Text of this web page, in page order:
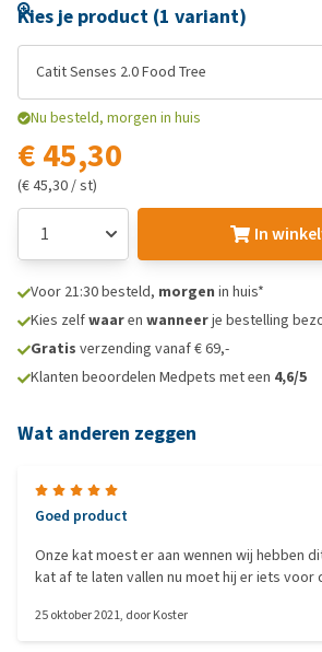
Kies je product (1 variant)
Catit Senses 2.0 Food Tree
Nu besteld, morgen in huis
€ 45,30
(€ 45,30 / st)
In
Voor 21:30 besteld, morgen in huis*
Kies zelfwaaren wanneerje bestelling
Gratis verzending vanaf € 69,-
Klanten beoordelen Medpets met een 4,6/5
Wat anderen zeggen
Goed product
Onze kat moest er aan wennen wij hebben
kat af te laten vallen nu moet hij er iets voor
25 oktober 2021, doorKoster